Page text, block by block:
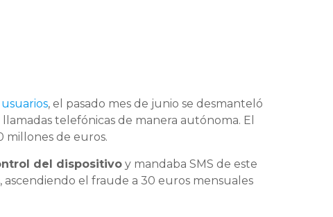
, el pasado mes de junio se desmanteló
telefónicas de manera autónoma. El
millones de euros.
del dispositivoy mandaba SMS de este
el fraude a 30 euros mensuales